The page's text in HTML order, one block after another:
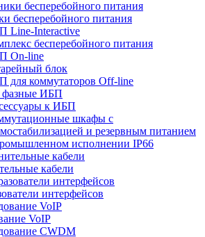
бесперебойного питания
Line-Interactive
бесперебойного питания
On-line
блок
для коммутаторов Off-line
фазные ИБП
к ИБП
шкафы с
и резервным питанием
исполнении IP66
кабели
интерфейсов
VoIP